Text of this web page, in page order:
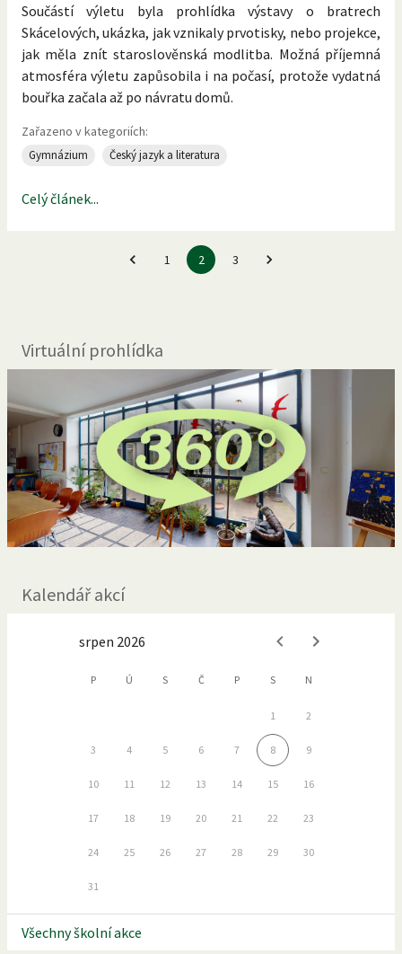
Součástí výletu byla prohlídka výstavy o bratrech
Skácelových, ukázka, jak vznikaly prvotisky, nebo projekce,
jak měla znít staroslověnská modlitba. Možná příjemná
atmosféra výletu zapůsobila i na počasí, protože vydatná
bouřka začala až po návratu domů.
Zařazeno v kategoriích:
Gymnázium Český jazyk a literatura
Celý článek...
1 2 3
Virtuální prohlídka
Kalendář akcí
srpen 2026
P Ú S Č P S N
1 2
3 4 5 6 7 8 9
10 11 12 13 14 15 16
17 18 19 20 21 22 23
24 25 26 27 28 29 30
31
Všechny školní akce